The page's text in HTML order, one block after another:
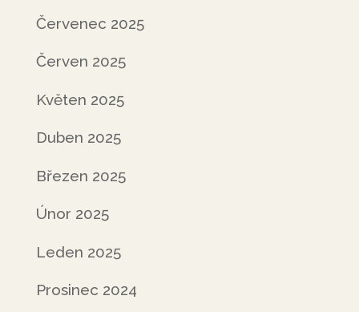
Červenec 2025
Červen 2025
Květen 2025
Duben 2025
Březen 2025
Únor 2025
Leden 2025
Prosinec 2024